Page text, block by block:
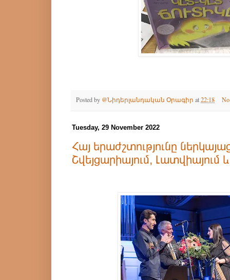
Posted by @Նիդերլանդական Օրագիր at22:18
Tuesday, 29 November 2022
Հայ երաժշտությունը
Շվեյցարիայում, Լատվիայում